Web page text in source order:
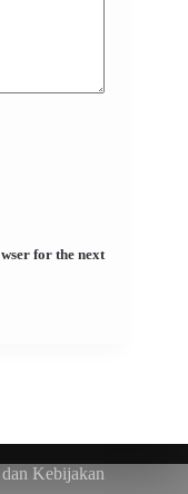
for the next
dan Kebijakan